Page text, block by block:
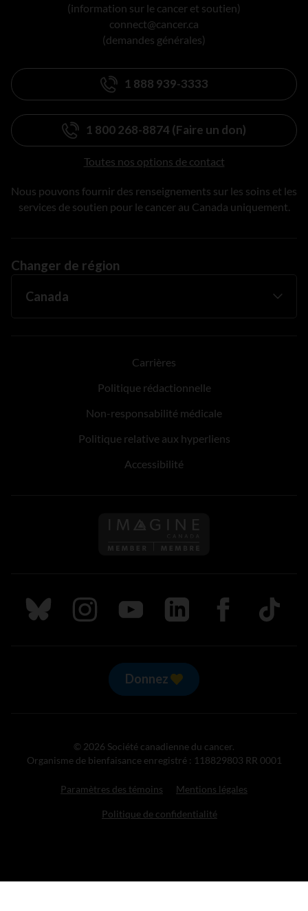
(information sur le cancer et soutien)
connect@cancer.ca
(demandes générales)
1 888 939-3333
1 800 268-8874 (Faire un don)
Toutes nos options de contact
Nous pouvons fournir des renseignements sur les soins et les
services de soutien pour le cancer au Canada uniquement.
Changer de région
Carrières
Politique rédactionnelle
Non-responsabilité médicale
Politique relative aux hyperliens
Accessibilité
Suivez nous sur Bluesky
Suivez nous sur Instagram
Suivez nous sur Youtube
Suivez nous sur LinkedIn
Suivez nous sur
TikTok
Donnez
© 2026 Société canadienne du cancer.
Organisme de bienfaisance enregistré : 118829803 RR 0001
Paramètres des témoins Mentions légales
Politique de confidentialité